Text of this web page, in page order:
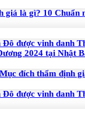
giá là gì? 10 Chuẩn
được vinh danh
2024 tại Nhật
đích thẩm định
được vinh danh